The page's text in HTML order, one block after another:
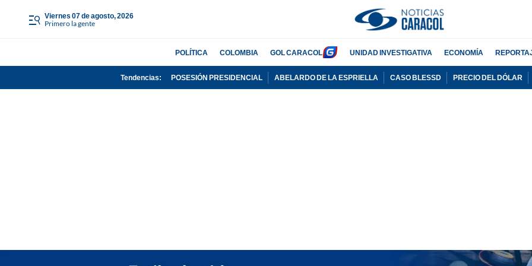
viernes 07 de agosto, 2026
Primero la gente
POLÍTICA COLOMBIA GOL CARACOL UNIDAD INVESTIGATIVA ECONOMÍA
Tendencias: POSESIÓN PRESIDENCIAL ABELARDO DE LA ESPRIELLA CASO BLESSD PRECIO DEL DÓLAR